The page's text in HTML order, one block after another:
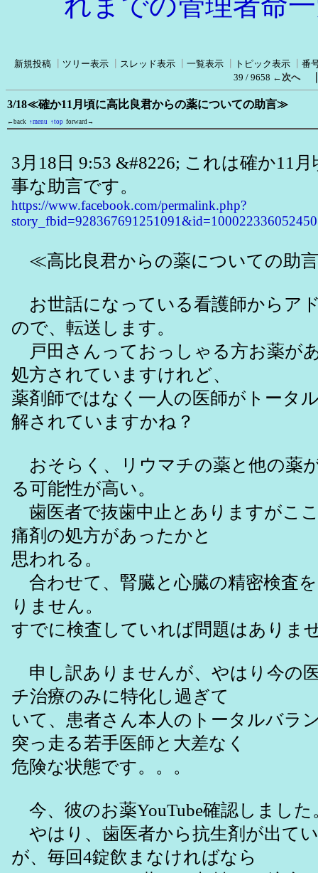
新規投稿 ツリー表示 スレッド表示 一覧表示 トピック表示
番
39 / 9658 ←次へ
3/18≪確か11月頃に高比良君からの薬についての助言≫
←back ↑menu ↑top forward→
3月18日 9:53 &#8226; これは確か11
事な助言です。
https://www.facebook.com/permalink.php?
story_fbid=928367691251091&id=100022336052450
≪高比良君からの薬についての助
お世話になっている看護師からア
ので、転送します。
戸田さんっておっしゃる方お薬が
処方されていますけれど、
薬剤師ではなく一人の医師がトータ
解されていますかね？
おそらく、リウマチの薬と他の薬
る可能性が高い。
歯医者で抜歯中止とありますがこ
痛剤の処方があったかと
思われる。
合わせて、腎臓と心臓の精密検査
りません。
すでに検査していれば問題はありま
申し訳ありませんが、やはり今の
チ治療のみに特化し過ぎて
いて、患者さん本人のトータルバラ
突っ走る若手医師と大差なく
危険な状態です。。。
今、彼のお薬YouTube確認しました
やはり、歯医者から抗生剤が出て
が、毎回4錠飲まなければなら